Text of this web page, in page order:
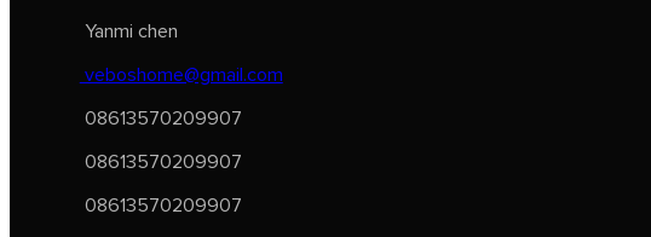
Yanmi chen
veboshome@gmail.com
08613570209907
08613570209907
08613570209907